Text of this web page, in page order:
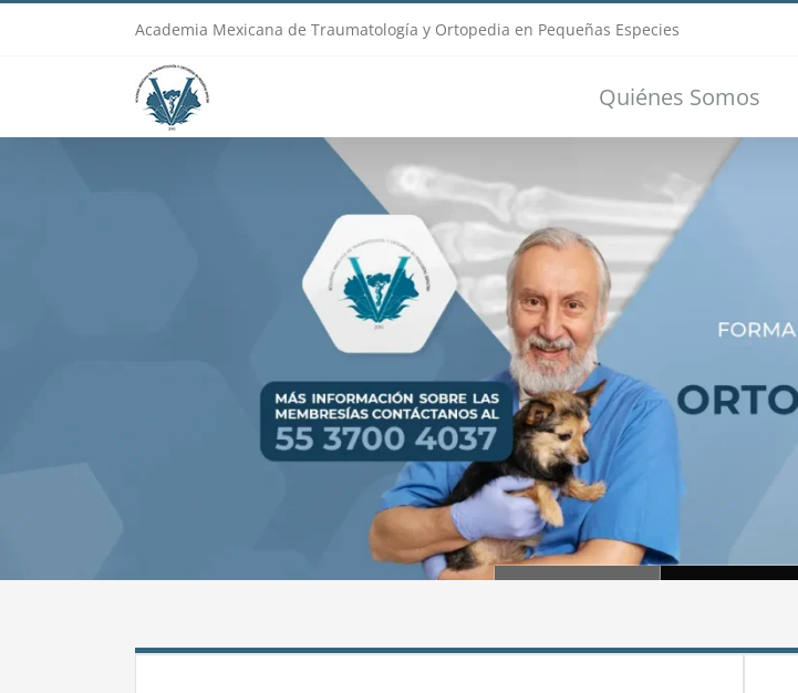
Academia Mexicana de Traumatología y Ortopedia en Pequeñas Especies
Quiénes Somos
Loading...